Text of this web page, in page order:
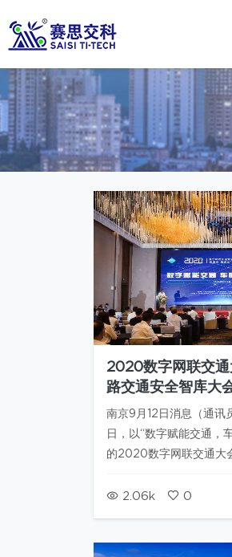
2020数字网联交
路交通安全智库大
南京9月12日消息（通讯
日，以“数字赋能交通，
的2020数字网联交通大
安部交通管理科学研究
2.06k 0